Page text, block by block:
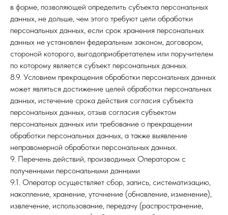
в форме, позволяющей определить субъекта персональных
данных, не дольше, чем этого требуют цели обработки
персональных данных, если срок хранения персональных
данных не установлен федеральным законом, договором,
стороной которого, выгодоприобретателем или поручителем
по которому является субъект персональных данных.
8.9. Условием прекращения обработки персональных данных
может являться достижение целей обработки персональных
данных, истечение срока действия согласия субъекта
персональных данных, отзыв согласия субъектом
персональных данных или требование о прекращении
обработки персональных данных, а также выявление
неправомерной обработки персональных данных.
9. Перечень действий, производимых Оператором с
полученными персональными данными
9.1. Оператор осуществляет сбор, запись, систематизацию,
накопление, хранение, уточнение (обновление, изменение),
извлечение, использование, передачу (распространение,